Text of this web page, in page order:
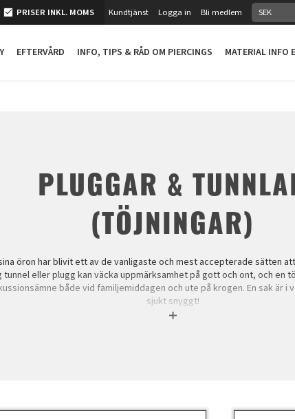
PRISER INKL. MOMS Kundtjänst Logga in Bli medlem
EFTERVÅRD INFO, TIPS & RÅD OM PIERCINGS MATERIAL INFO
PLUGGAR &
(TÖJNINGAR)
öron har blivit ett av de vanligaste och mest accepterade sätten
tunnel eller plugg kan väcka uppmärksamhet på gott och ont, och en
både vid familjemiddagen och ute på krogen. En sak är i
sjukt snyggt!
mått som anges är ALLTID det MINSTA måttet på utsidan mitt på